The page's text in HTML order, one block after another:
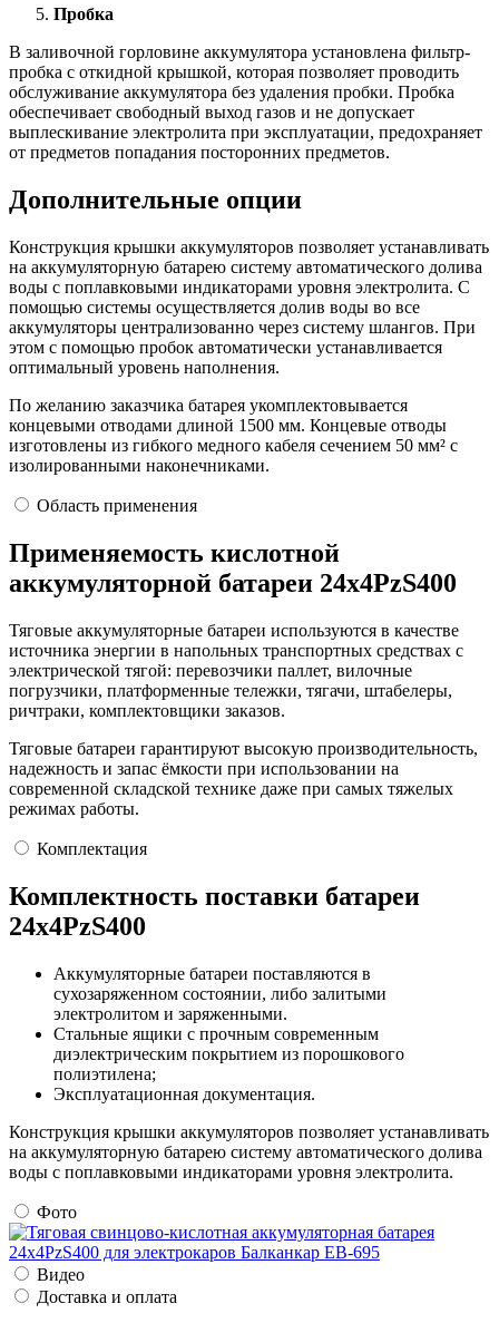
Пробка
В заливочной горловине аккумулятора установлена фильтр-
пробка с откидной крышкой, которая позволяет проводить
обслуживание аккумулятора без удаления пробки. Пробка
обеспечивает свободный выход газов и не допускает
выплескивание электролита при эксплуатации, предохраняет
от предметов попадания посторонних предметов.
Дополнительные опции
Конструкция крышки аккумуляторов позволяет устанавливать
на аккумуляторную батарею систему автоматического долива
воды с поплавковыми индикаторами уровня электролита. С
помощью системы осуществляется долив воды во все
аккумуляторы централизованно через систему шлангов. При
этом с помощью пробок автоматически устанавливается
оптимальный уровень наполнения.
По желанию заказчика батарея укомплектовывается
концевыми отводами длиной 1500 мм. Концевые отводы
изготовлены из гибкого медного кабеля сечением 50 мм² с
изолированными наконечниками.
Область применения
Применяемость кислотной
аккумуляторной батареи 24х4PzS400
Тяговые аккумуляторные батареи используются в качестве
источника энергии в напольных транспортных средствах с
электрической тягой: перевозчики паллет, вилочные
погрузчики, платформенные тележки, тягачи, штабелеры,
ричтраки, комплектовщики заказов.
Тяговые батареи гарантируют высокую производительность,
надежность и запас ёмкости при использовании на
современной складской технике даже при самых тяжелых
режимах работы.
Комплектация
Комплектность поставки батареи
24х4PzS400
Аккумуляторные батареи поставляются в
сухозаряженном состоянии, либо залитыми
электролитом и заряженными.
Стальные ящики с прочным современным
диэлектрическим покрытием из порошкового
полиэтилена;
Эксплуатационная документация.
Конструкция крышки аккумуляторов позволяет устанавливать
на аккумуляторную батарею систему автоматического долива
воды с поплавковыми индикаторами уровня электролита.
Фото
Видео
Доставка и оплата